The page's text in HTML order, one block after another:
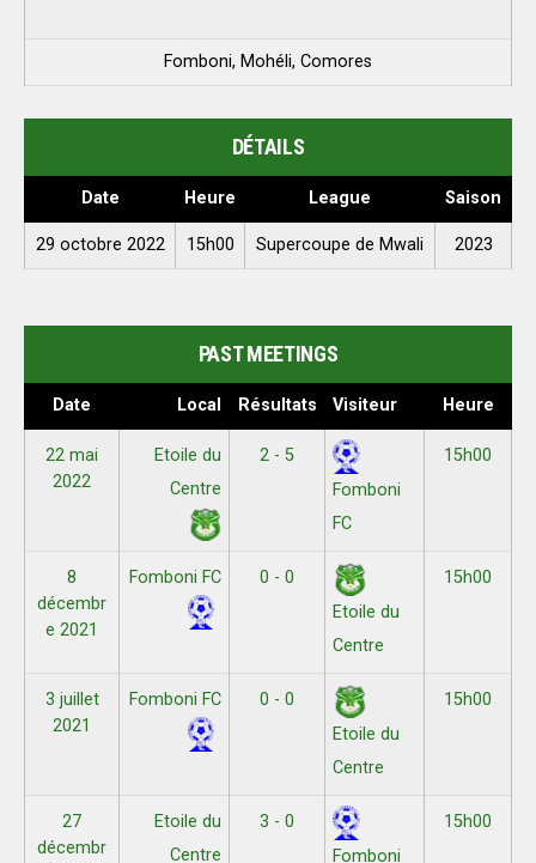
Fomboni, Mohéli, Comores
DÉTAILS
Date Heure League Saison
29 octobre 2022 15h00 Supercoupe de Mwali 2023
PAST MEETINGS
Date Local Résultats Visiteur Heure
22 mai
2022
Etoile du
Centre
2 - 5
Fomboni
FC
15h00
8
décembr
e 2021
Fomboni FC
0 - 0
Etoile du
Centre
15h00
3 juillet
2021
Fomboni FC
0 - 0
Etoile du
Centre
15h00
27
décembr
Etoile du
Centre
3 - 0
Fomboni
15h00